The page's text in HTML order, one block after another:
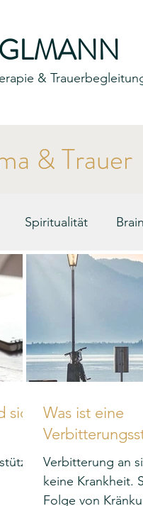
&
& Trauer
Spiritualität
Was ist eine
Verbitterung an
keine Krankheit.
Folge von